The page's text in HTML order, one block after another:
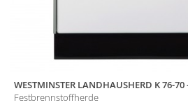
WESTMINSTER LANDHAUSHERD K 76-70
Festbrennstoffherde